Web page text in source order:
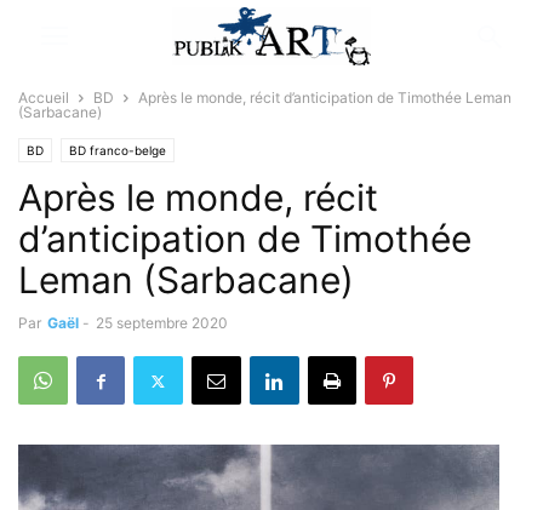
Accueil BD
Après le monde, récit d’anticipation de Timothée Leman
(Sarbacane)
BD BD franco-belge
Après le monde, récit
d’anticipation de Timothée
Leman (Sarbacane)
Par Gaël - 25 septembre 2020